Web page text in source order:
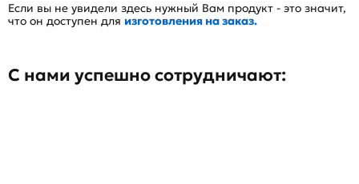
Если вы не увидели здесь нужный Вам продукт - это значит,
что он доступен для изготовления на заказ.
С нами успешно сотрудничают: